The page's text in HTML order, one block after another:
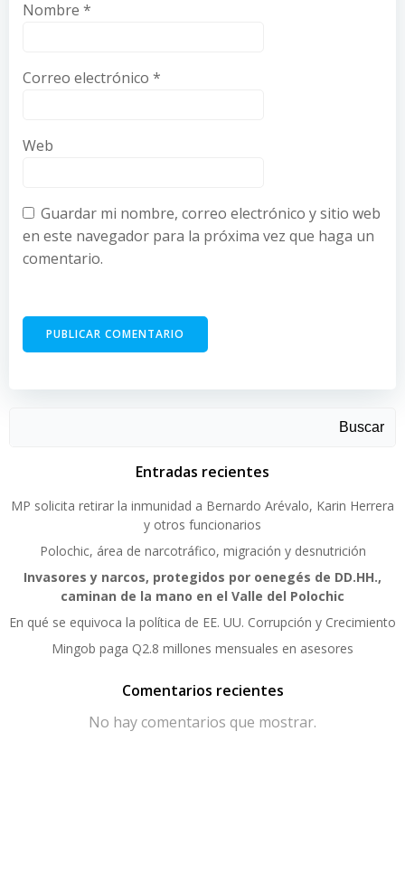
Nombre *
Correo electrónico *
Web
Guardar mi nombre, correo electrónico y sitio web
en este navegador para la próxima vez que haga un
comentario.
Buscar
Entradas recientes
MP solicita retirar la inmunidad a Bernardo Arévalo, Karin Herrera
y otros funcionarios
Polochic, área de narcotráfico, migración y desnutrición
Invasores y narcos, protegidos por oenegés de DD.HH.,
caminan de la mano en el Valle del Polochic
En qué se equivoca la política de EE. UU. Corrupción y Crecimiento
Mingob paga Q2.8 millones mensuales en asesores
Comentarios recientes
No hay comentarios que mostrar.